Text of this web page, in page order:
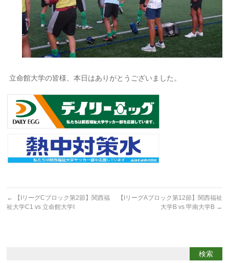
立命館大学の皆様、本日はありがとうございました。
←
【IリーグCブロック第2節】関西福
祉大学C1 vs 立命館大学I
【IリーグAブロック第12節】関西福祉
大学B vs 甲南大学B →